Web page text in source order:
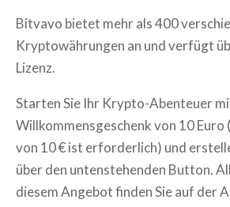
Bitvavo bietet mehr als 400
Kryptowährungen an und verfügt
Lizenz.
Starten Sie Ihr Krypto-Abenteuer
Willkommensgeschenk von 10 Euro
von 10 € ist erforderlich) und
über den untenstehenden Button.
diesem Angebot finden Sie auf der